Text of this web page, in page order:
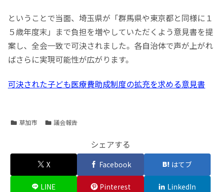
ということで当面、埼玉県が「群馬県や東京都と同様に１
５歳年度末」まで負担を増やしていただくよう意見書を提
案し、全会一致で可決されました。各自治体で声が上がれ
ばさらに実現可能性が広がります。
可決された子ども医療費助成制度の拡充を求める意見書
草加市 議会報告
シェアする
X Facebook はてブ
LINE Pinterest LinkedIn